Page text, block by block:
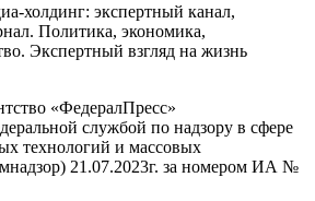
холдинг: экспертный канал,
Политика, экономика,
Экспертный взгляд на жизнь
«ФедералПресс»
службой по надзору в сфере
технологий и массовых
21.07.2023г. за номером ИА №